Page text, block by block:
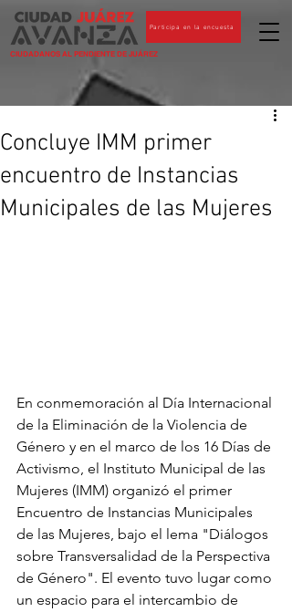
CIUDADANOS AL PENDIENTE DE JUÁREZ
Participa en la encuesta
Concluye IMM primer
encuentro de Instancias
Municipales de las Mujeres
En conmemoración al Día Internacional
de la Eliminación de la Violencia de
Género y en el marco de los 16 Días de
Activismo, el Instituto Municipal de las
Mujeres (IMM) organizó el primer
Encuentro de Instancias Municipales
de las Mujeres, bajo el lema "Diálogos
sobre Transversalidad de la Perspectiva
de Género". El evento tuvo lugar como
un espacio para el intercambio de